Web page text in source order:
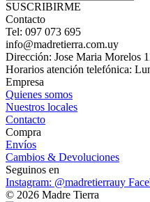
SUSCRIBIRME
Contacto
Tel: 097 073 695
info@madretierra.com.uy
Dirección: Jose Maria Morelos
Horarios atención telefónica:
Empresa
Quienes somos
Nuestros locales
Contacto
Compra
Envíos
Cambios & Devoluciones
Seguinos en
Instagram: @madretierrauy
© 2026 Madre Tierra